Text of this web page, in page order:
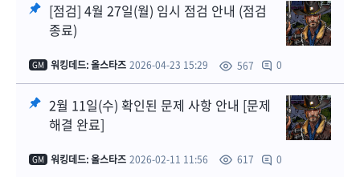
[점검] 4월 27일(월) 임시 점검 안내 (점검
종료)
GM 워킹데드: 올스타즈 2026-04-23 15:29 567 0
2월 11일(수) 확인된 문제 사항 안내 [문제
해결 완료]
GM 워킹데드: 올스타즈 2026-02-11 11:56 617 0